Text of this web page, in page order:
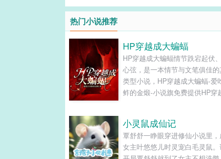
热门小说推荐
HP穿越成大蝙蝠
HP穿越成大蝙蝠情节跌宕起伏
心弦，是一本情节与文笔俱佳
类型小说，HP穿越成大蝙蝠-爱
鲊的金煅-小说旗免费提供HP穿
小灵鼠成仙记
覃舒舒一睁眼穿进修仙小说里
女主叶悠悠儿时灵宠白毛灵鼠